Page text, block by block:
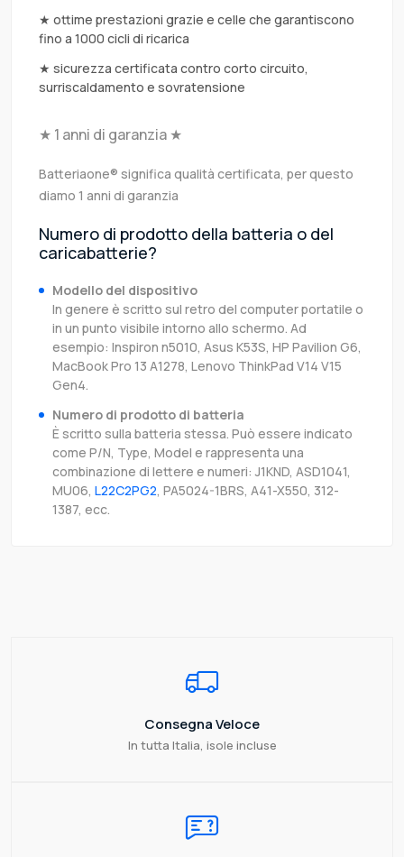
★ ottime prestazioni grazie e celle che garantiscono
fino a 1000 cicli di ricarica
★ sicurezza certificata contro corto circuito,
surriscaldamento e sovratensione
★ 1 anni di garanzia ★
Batteriaone® significa qualità certificata, per questo
diamo 1 anni di garanzia
Numero di prodotto della batteria o del
caricabatterie?
Modello del dispositivo
In genere è scritto sul retro del computer portatile o
in un punto visibile intorno allo schermo. Ad
esempio: Inspiron n5010, Asus K53S, HP Pavilion G6,
MacBook Pro 13 A1278, Lenovo ThinkPad V14 V15
Gen4.
Numero di prodotto di batteria
È scritto sulla batteria stessa. Può essere indicato
come P/N, Type, Model e rappresenta una
combinazione di lettere e numeri: J1KND, ASD1041,
MU06, L22C2PG2, PA5024-1BRS, A41-X550, 312-
1387, ecc.
Consegna Veloce
In tutta Italia, isole incluse